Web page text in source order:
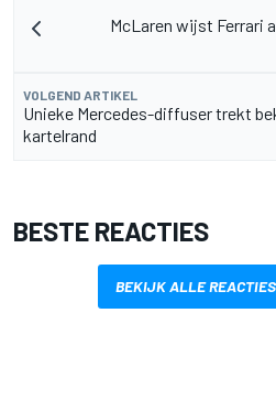
McLaren wijst Ferrari
VOLGEND ARTIKEL
Unieke Mercedes-diffuser trekt
kartelrand
BESTE REACTIES
BEKIJK ALLE